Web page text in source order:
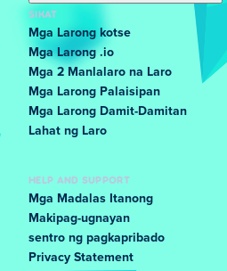
SIKAT
Mga Larong kotse
Mga Larong .io
Mga 2 Manlalaro na Laro
Mga Larong Palaisipan
Mga Larong Damit-Damitan
Lahat ng Laro
HELP AND SUPPORT
Mga Madalas Itanong
Makipag-ugnayan
sentro ng pagkapribado
Privacy Statement